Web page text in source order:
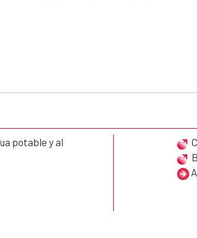
potable y al